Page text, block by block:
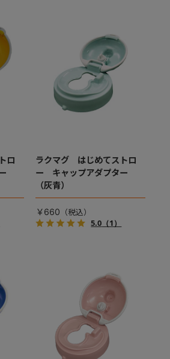
ロ
ラクマグ はじめてストロ
ー キャップアダプター
（灰青）
￥660
5.0 （1）